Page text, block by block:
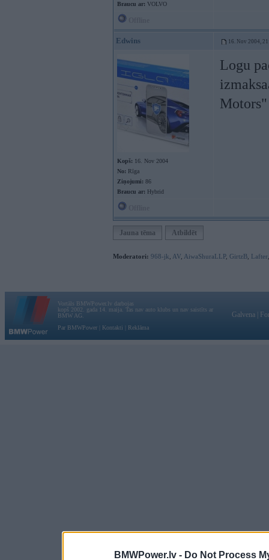
BMWPower.lv - Do Not Process
Braucu ar: VOLVO
Edwins 16. Nov 2004,
Kopš: 16. Nov 2004
No: Rīga
Ziņojumi: 86
Braucu ar: Hybrid
Logu
Motors"
Jauna tēma Atbildēt
Moderatori: 968-jk AV AiwaShuraLLP, GirtzB Lafter
Vortāls BMWPower.lv darbojas
kopš 2002. gada 14. maija. Tas nav auto klubs un nav saistīts ar
BMW AG.
Par BMWPower
Kontakti Reklāma
Galvena